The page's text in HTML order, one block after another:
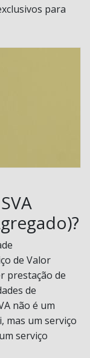
para
de Valor
prestação de
de
não é um
mas um serviço
serviço